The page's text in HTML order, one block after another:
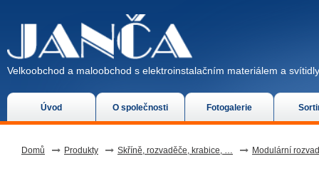
Úvod O společnosti Fotogalerie
Velkoobchod a maloobchod s elektroinstalačním materiálem a
Domů Produkty Skříně, rozvaděče, krabice, … Modulární